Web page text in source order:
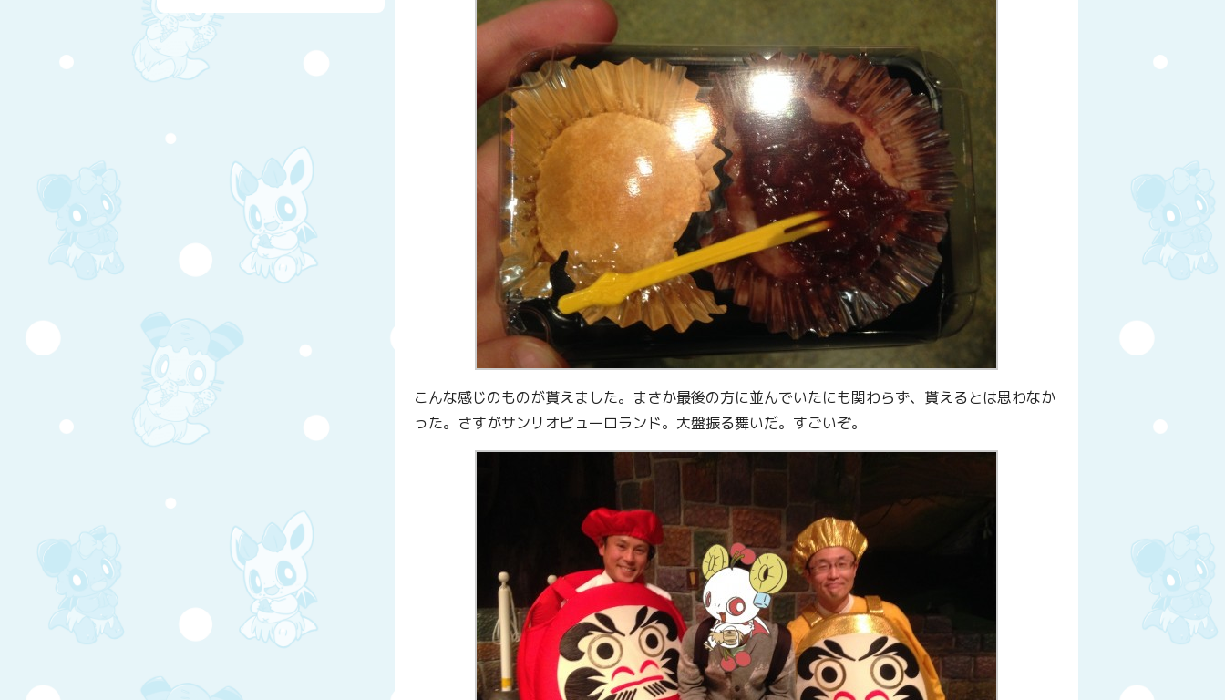
こんな感じのものが貰えました。まさか最後の方に並んでいたにも関わらず、貰えるとは思わなか
った。さすがサンリオピューロランド。大盤振る舞いだ。すごいぞ。